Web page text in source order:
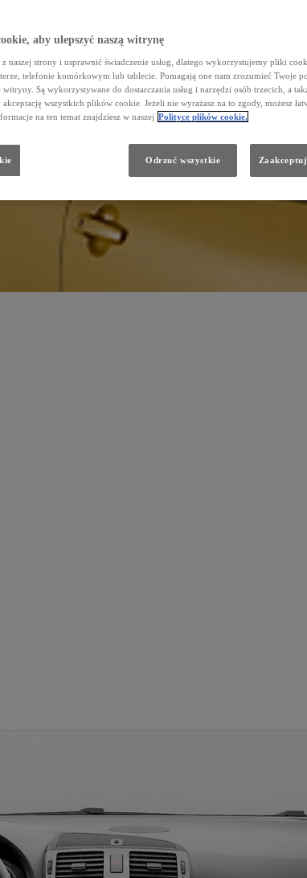
rozmiaru obrazka.
„Eksportuj” zapisze tabelę w postaci pliku PDF.
aby ulepszyć naszą witrynę
naszej strony i usprawnić świadczenie usług, dlatego wykorzystujemy pliki
telefonie komórkowym lub tablecie. Pomagają one nam zrozumieć Twoje
Są wykorzystywane do dostarczania usług i narzędzi osób trzecich, a
wszystkich plików cookie. Jeżeli nie wyrażasz na to zgody, możesz
na ten temat znajdziesz w naszej Polityce plików cookie.
Odrzuć wszystkie